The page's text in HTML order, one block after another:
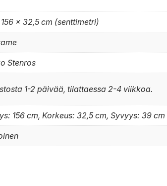
× 32,5 cm (senttimetri)
Stenros
1-2 päivää, tilattaessa 2-4 viikkoa.
156 cm, Korkeus: 32,5 cm, Syvyys: 39 cm